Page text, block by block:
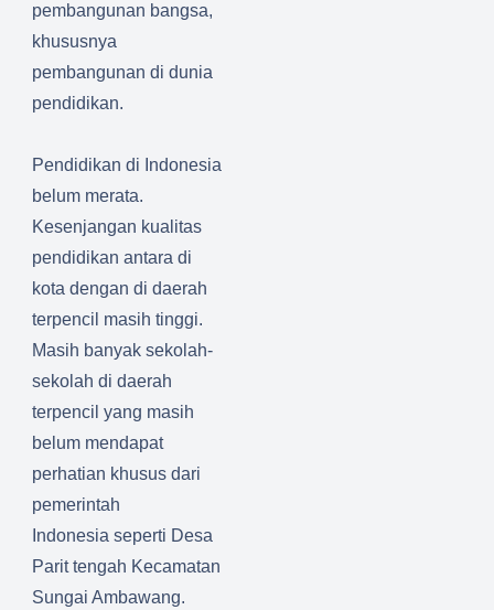
pembangunan bangsa,
khususnya
pembangunan di dunia
pendidikan.
Pendidikan di Indonesia
belum merata.
Kesenjangan kualitas
pendidikan antara di
kota dengan di daerah
terpencil masih tinggi.
Masih banyak sekolah-
sekolah di daerah
terpencil yang masih
belum mendapat
perhatian khusus dari
pemerintah
Indonesia seperti Desa
Parit tengah Kecamatan
Sungai Ambawang.